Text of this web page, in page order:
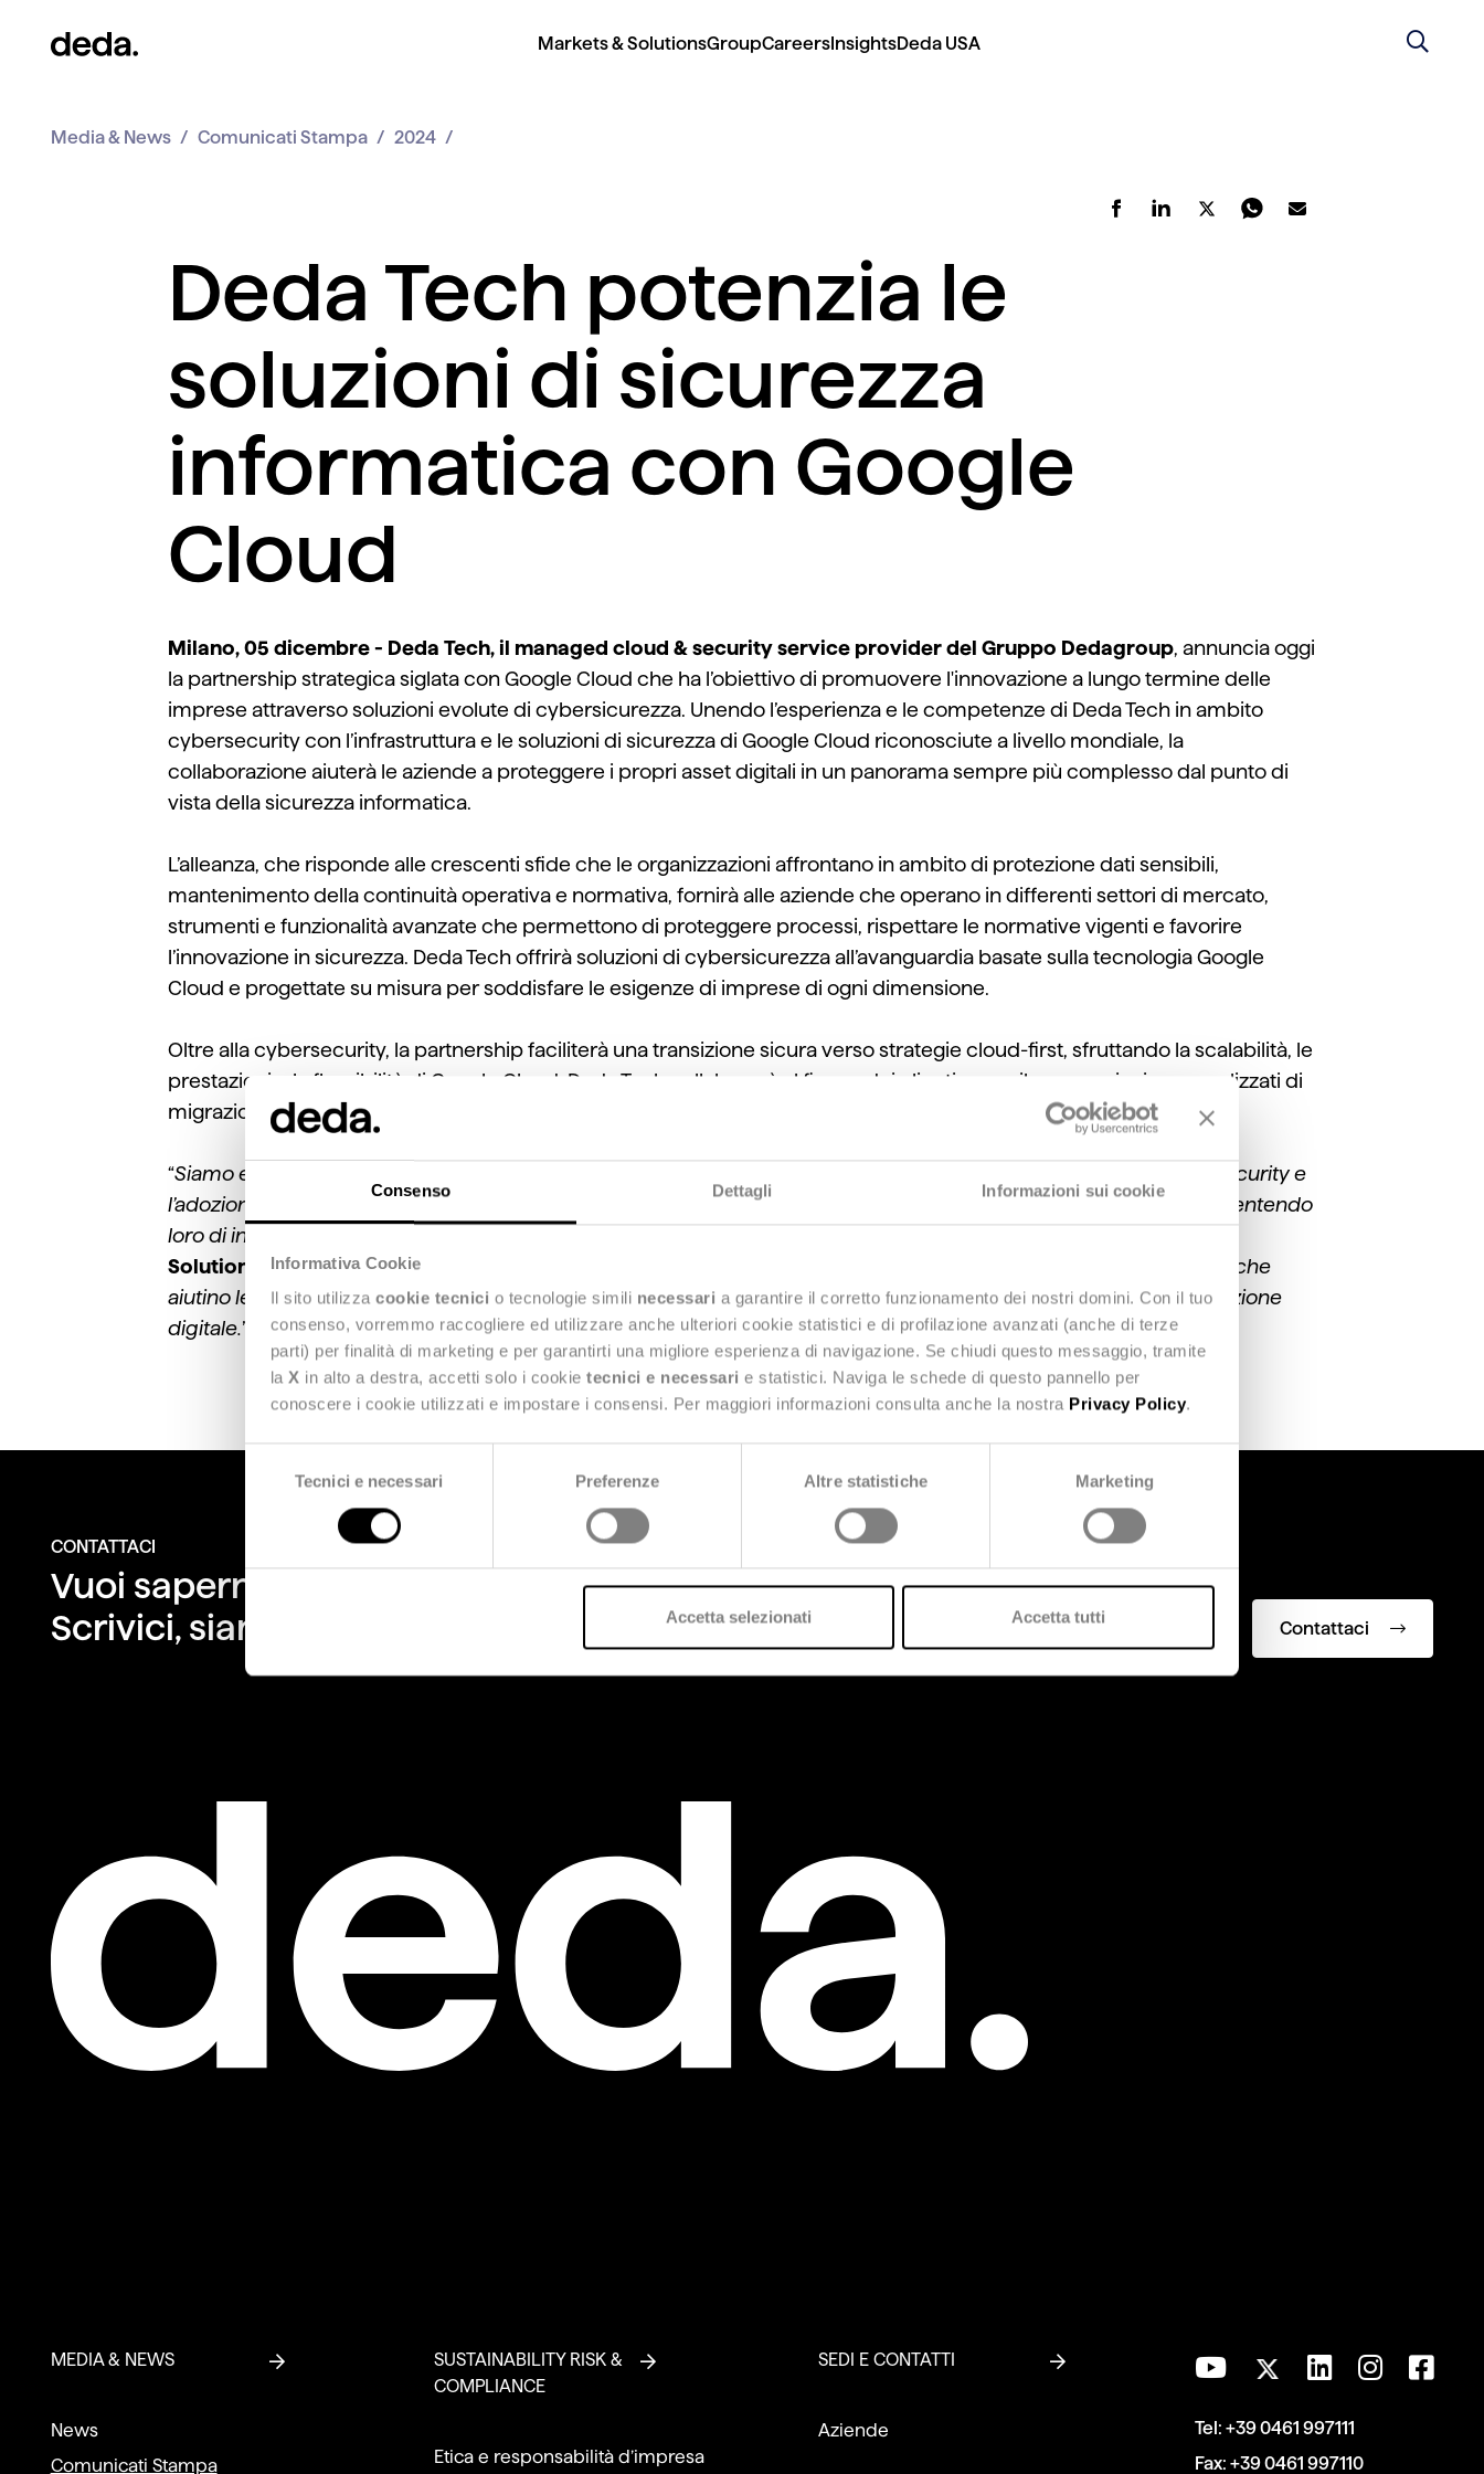
Consenso Dettagli Informazioni sui cookie
Informativa Cookie
Il sito utilizza cookie tecnici o tecnologie simili necessari a garantire il corretto funzionamento dei nostri domini. Con il tuo
consenso, vorremmo raccogliere ed utilizzare anche ulteriori cookie statistici e di profilazione avanzati (anche di terze
parti) per finalità di marketing e per garantirti una migliore esperienza di navigazione. Se chiudi questo messaggio, tramite
la X in alto a destra, accetti solo i cookie tecnici e necessari e statistici. Naviga le schede di questo pannello per
conoscere i cookie utilizzati e impostare i consensi. Per maggiori informazioni consulta anche la nostra Privacy Policy.
Selezione
Tecnici e necessari Preferenze Altre statistiche Marketing
Accetta selezionati Accetta tutti
Markets & SolutionsGroupCareersInsightsDeda USA
Media & News Comunicati Stampa 2024
Deda Tech potenzia le
soluzioni di sicurezza
informatica con Google
Cloud
Milano, 05 dicembre - Deda Tech, il managed cloud & security service provider del Gruppo Dedagroup, annuncia oggi
la partnership strategica siglata con Google Cloud che ha l’obiettivo di promuovere l'innovazione a lungo termine delle
imprese attraverso soluzioni evolute di cybersicurezza. Unendo l’esperienza e le competenze di Deda Tech in ambito
cybersecurity con l’infrastruttura e le soluzioni di sicurezza di Google Cloud riconosciute a livello mondiale, la
collaborazione aiuterà le aziende a proteggere i propri asset digitali in un panorama sempre più complesso dal punto di
vista della sicurezza informatica.
L’alleanza, che risponde alle crescenti sfide che le organizzazioni affrontano in ambito di protezione dati sensibili,
mantenimento della continuità operativa e normativa, fornirà alle aziende che operano in differenti settori di mercato,
strumenti e funzionalità avanzate che permettono di proteggere processi, rispettare le normative vigenti e favorire
l’innovazione in sicurezza. Deda Tech offrirà soluzioni di cybersicurezza all’avanguardia basate sulla tecnologia Google
Cloud e progettate su misura per soddisfare le esigenze di imprese di ogni dimensione.
Oltre alla cybersecurity, la partnership faciliterà una transizione sicura verso strategie cloud-first, sfruttando la scalabilità, le
prestazioni e la flessibilità di Google Cloud. Deda Tech collaborerà
al fianco dei clienti per sviluppare piani personalizzati di
migrazione al cloud, modernizzare infrastrutture legacy e
abilitare l’elaborazione sicura dei dati nel cloud.
“Siamo entusiasti di collaborare con Google Cloud per rivoluzionare il modo in cui le aziende affrontano la cybersecurity e
l’adozione del cloud. Sfruttando la potenza di Google Cloud, stiamo migliorando la sicurezza dei nostri clienti, consentendo
loro di innovare,
Solutions Director di Deda Tech
che
aiutino le imprese a rimanere un passo avanti rispetto alle minacce informatiche e ad accelerare la loro trasformazione
digitale.”
CONTATTACI
Vuoi saperne di più su questo argomento?
Scrivici, siamo a tua disposizione.
Contattaci
MEDIA & NEWS
News
Comunicati Stampa
SUSTAINABILITY RISK &
COMPLIANCE
Etica e responsabilità d’impresa
SEDI E CONTATTI
Aziende Tel:+39 0461 997111
Fax:+39 0461 997110